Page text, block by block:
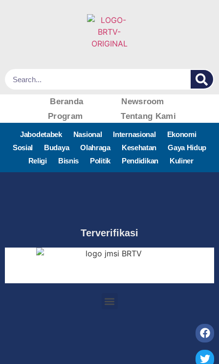
Beranda
Newsroom
Program
Tentang Kami
Jabodetabek Nasional Internasional
Ekonomi
Sosial
Budaya Olahraga Kesehatan
Gaya Hidup
Religi
Bisnis Politik Pendidikan Kuliner
Terverifikasi